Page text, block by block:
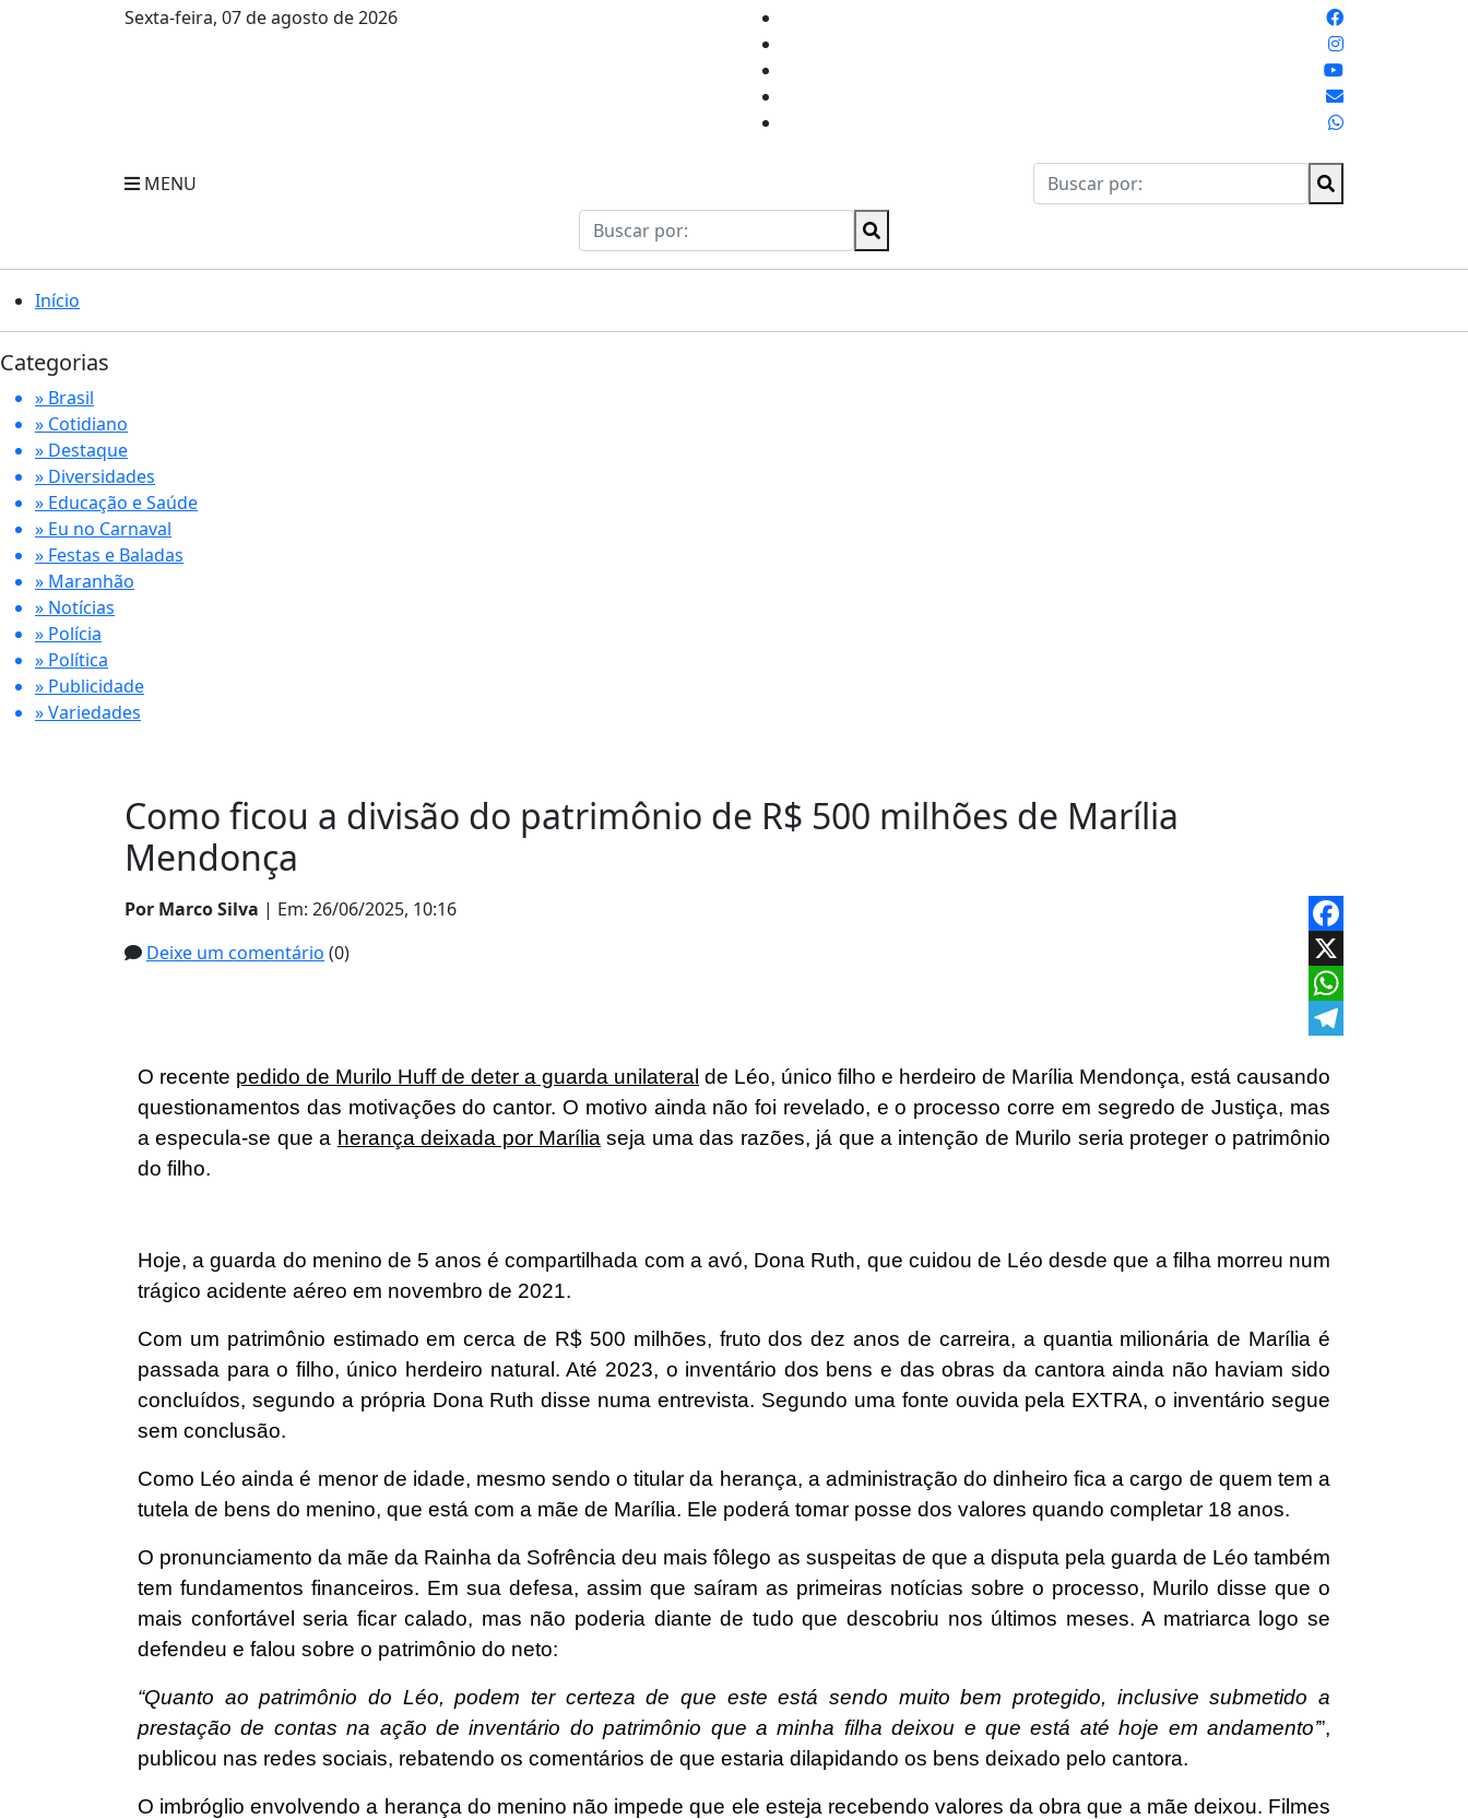
Sexta-feira, 07 de agosto de 2026
MENU
Início
Categorias
» Brasil
» Cotidiano
» Destaque
» Diversidades
» Educação e Saúde
» Eu no Carnaval
» Festas e Baladas
» Maranhão
» Notícias
» Polícia
» Política
» Publicidade
» Variedades
Como ficou a divisão do patrimônio de R$ 500 milhões de Marília
Mendonça
Por Marco Silva | Em: 26/06/2025, 10:16
Deixe um comentário (0)
Facebook
X
WhatsApp
O recente pedido de Murilo Huff de deter a guarda unilateral de Léo, único filho e herdeiro de Marília Mendonça, está causando
questionamentos das motivações do cantor. O motivo ainda não foi revelado, e o processo corre em segredo de Justiça, mas
a especula-se que a herança deixada por Marília seja uma das razões, já que a intenção de Murilo seria proteger o patrimônio
do filho.
Hoje, a guarda do menino de 5 anos é compartilhada com a avó, Dona Ruth, que cuidou de Léo desde que a filha morreu num
trágico acidente aéreo em novembro de 2021.
Com um patrimônio estimado em cerca de R$ 500 milhões, fruto dos dez anos de carreira, a quantia milionária de Marília é
passada para o filho, único herdeiro natural. Até 2023, o inventário dos bens e das obras da cantora ainda não haviam sido
concluídos, segundo a própria Dona Ruth disse numa entrevista. Segundo uma fonte ouvida pela EXTRA, o inventário segue
sem conclusão.
Como Léo ainda é menor de idade, mesmo sendo o titular da herança, a administração do dinheiro fica a cargo de quem tem a
tutela de bens do menino, que está com a mãe de Marília. Ele poderá tomar posse dos valores quando completar 18 anos.
O pronunciamento da mãe da Rainha da Sofrência deu mais fôlego as suspeitas de que a disputa pela guarda de Léo também
tem fundamentos financeiros. Em sua defesa, assim que saíram as primeiras notícias sobre o processo, Murilo disse que o
mais confortável seria ficar calado, mas não poderia diante de tudo que descobriu nos últimos meses. A matriarca logo se
defendeu e falou sobre o patrimônio do neto:
“Quanto ao patrimônio do Léo, podem ter certeza de que este está sendo muito bem protegido, inclusive submetido a
prestação de contas na ação de inventário do patrimônio que a minha filha deixou e que está até hoje em andamento’”,
publicou nas redes sociais, rebatendo os comentários de que estaria dilapidando os bens deixado pelo cantora.
O imbróglio envolvendo a herança do menino não impede que ele esteja recebendo valores da obra que a mãe deixou. Filmes